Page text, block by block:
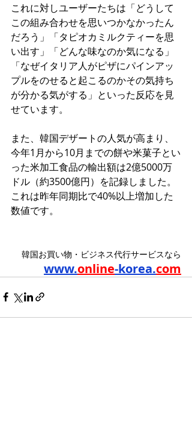
これに対しユーザーたちは「どうして
この組み合わせを思いつかなかったん
だろう」「タピオカミルクティーを思
い出す」「どんな味なのか気になる」
「なぜイタリア人がピザにパインアッ
プルをのせると起こるのかその気持ち
が分かる気がする」といった反応を見
せています。
また、韓国デザートの人気が高まり、
今年1月から10月までの餅や米菓子とい
った米加工食品の輸出額は2億5000万
ドル（約3500億円）を記録しました。
これは昨年同期比で40%以上増加した
数値です。
韓国お買い物・ビジネス代行サービスなら
www.online-korea.com